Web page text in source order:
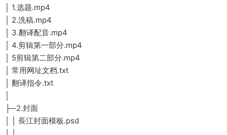
│ 1.选题.mp4
│ 2.洗稿.mp4
│ 3.翻译配音.mp4
│ 4.剪辑第一部分.mp4
│ 5剪辑第二部分.mp4
│ 常用网址文档.txt
│ 翻译指令.txt
├─2.封面
│ │ 長江封面模板.psd